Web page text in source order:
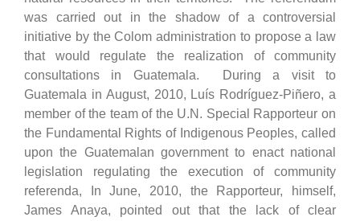
was carried out in the shadow of a controversial
initiative by the Colom administration to propose a law
that would regulate the realization of community
consultations in Guatemala. During a visit to
Guatemala in August, 2010, Luís Rodríguez-Piñero, a
member of the team of the U.N. Special Rapporteur on
the Fundamental Rights of Indigenous Peoples, called
upon the Guatemalan government to enact national
legislation regulating the execution of community
referenda, In June, 2010, the Rapporteur, himself,
James Anaya, pointed out that the lack of clear